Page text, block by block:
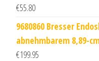
€55.80
9680860 Bresser
abnehmbarem 8,89-
€199.95